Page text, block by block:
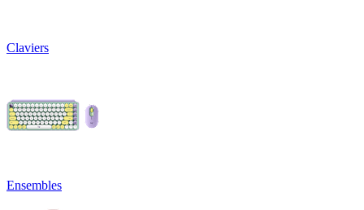
Claviers
Ensembles